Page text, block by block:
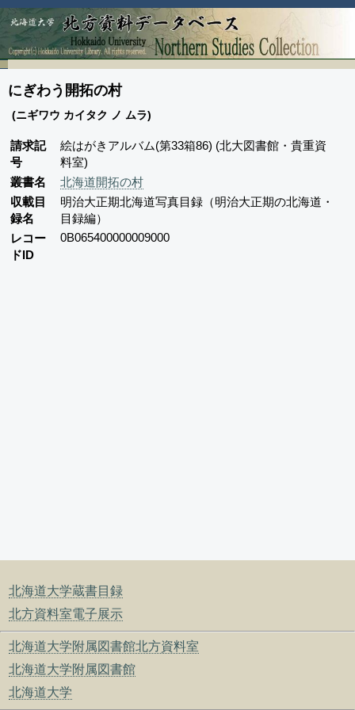
北海道大学蔵書目録
北方資料室電子展示
北海道大学附属図書館北方資料室
北海道大学附属図書館
北海道大学
にぎわう開拓の村
(ニギワウ カイタク ノ ムラ)
請求記
号
絵はがきアルバム(第33箱86) (北大図書館・貴重資
料室)
叢書名
北海道開拓の村
収載目
録名
明治大正期北海道写真目録（明治大正期の北海道・
目録編）
レコー
ドID
0B065400000009000